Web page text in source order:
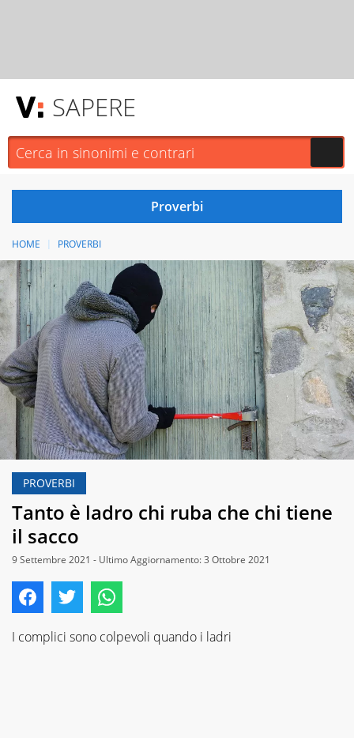
SAPERE
HOME PROVERBI
PROVERBI
Tanto è ladro chi ruba che chi tiene
il sacco
9 Settembre 2021 - Ultimo Aggiornamento: 3 Ottobre 2021
I complici sono colpevoli quando i ladri